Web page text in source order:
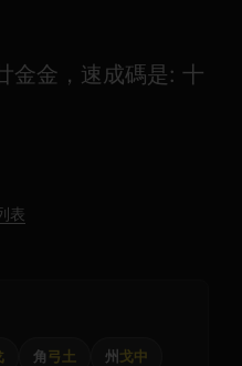
金金，速成碼是: 十
表
角弓土 州 戈中